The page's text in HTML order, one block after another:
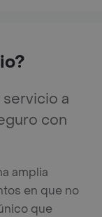
servicio a
con
amplia
en que no
que